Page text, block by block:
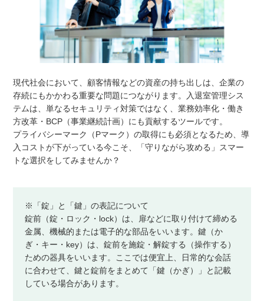
現代社会において、顧客情報などの資産の持ち出しは、企業の
存続にもかかわる重要な問題につながります。入退室管理シス
テムは、単なるセキュリティ対策ではなく、業務効率化・働き
方改革・BCP（事業継続計画）にも貢献するツールです。
プライバシーマーク（Pマーク）の取得にも必須となるため、導
入コストが下がっている今こそ、「守りながら攻める」スマー
トな選択をしてみませんか？
※「錠」と「鍵」の表記について
錠前（錠・ロック・lock）は、扉などに取り付けて締める
金属、機械的または電子的な部品をいいます。鍵（か
ぎ・キー・key）は、錠前を施錠・解錠する（操作する）
ための器具をいいます。ここでは便宜上、日常的な会話
に合わせて、鍵と錠前をまとめて「鍵（かぎ）」と記載
している場合があります。